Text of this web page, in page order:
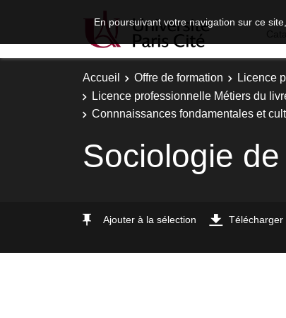
En poursuivant votre navigation sur ce
Accueil Offre de formation Licence
Licence professionnelle Métiers du
Connnaissances fondamentales et
Sociologie
Ajouter à la sélection Télécharger